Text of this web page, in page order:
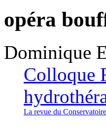
opéra
Dominique
Colloque
La revue du Conservatoire